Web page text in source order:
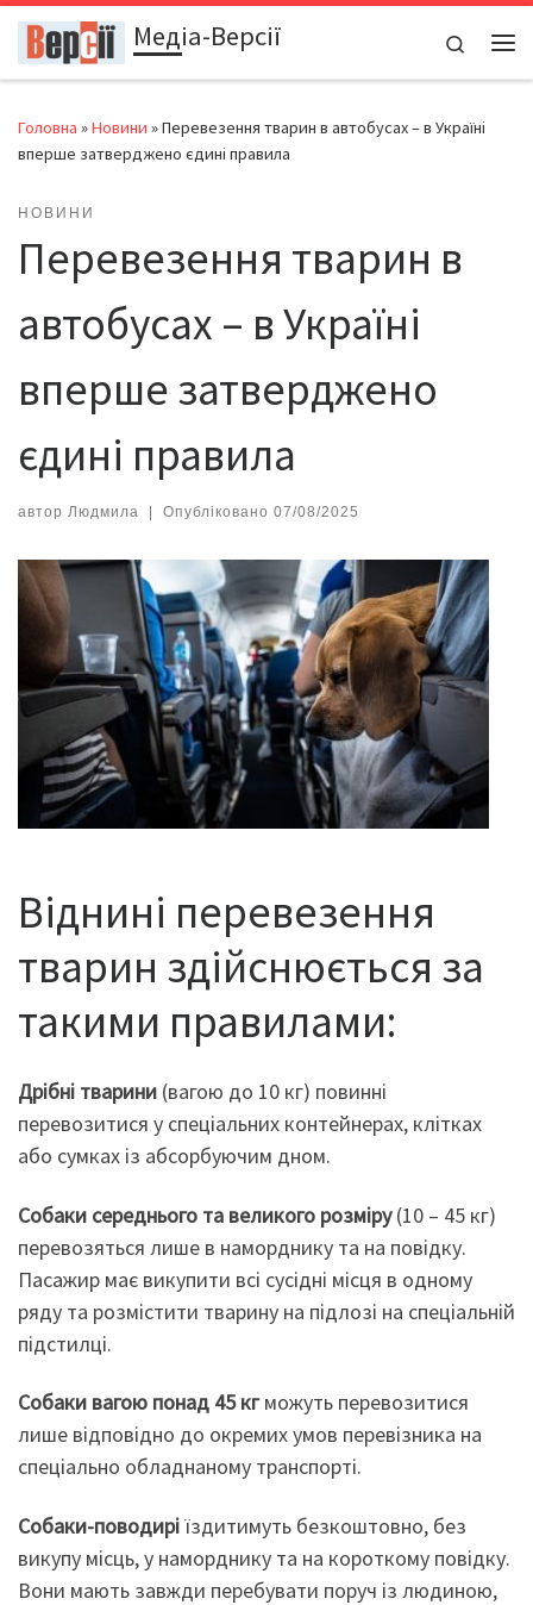
Перейти до вмістуМедіа-Версії
Search
Головна »Новини »Перевезення тварин в автобусах – в Україні
вперше затверджено єдині правила
НОВИНИ
Перевезення тварин в
автобусах – в Україні
вперше затверджено
єдині правила
автор Людмила | Опубліковано 07/08/2025
Віднині перевезення
тварин здійснюється за
такими правилами:
Дрібні тварини (вагою до 10 кг) повинні
перевозитися у спеціальних контейнерах, клітках
або сумках із абсорбуючим дном.
Собаки середнього та великого розміру(10 – 45 кг)
перевозяться лише в наморднику та на повідку.
Пасажир має викупити всі сусідні місця в одному
ряду та розмістити тварину на підлозі на спеціальній
підстилці.
Собаки вагою понад 45 кгможуть перевозитися
лише відповідно до окремих умов перевізника на
спеціально обладнаному транспорті.
Собаки-поводиріїздитимуть безкоштовно, без
викупу місць, у наморднику та на короткому повідку.
Вони мають завжди перебувати поруч із людиною,